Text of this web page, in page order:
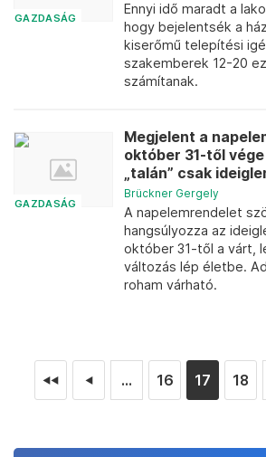
GAZDASÁG
Ennyi idő maradt a
hogy bejelentsék a
kiserőmű telepítési
szakemberek 12-20
számítanak.
GAZDASÁG
Megjelent a
október 31-től
„talán” csak
Brückner Gergely
A napelemrendelet
hangsúlyozza az
október 31-től a várt,
változás lép életbe.
roham várható.
◄◄ ◄ ... 16 17 18